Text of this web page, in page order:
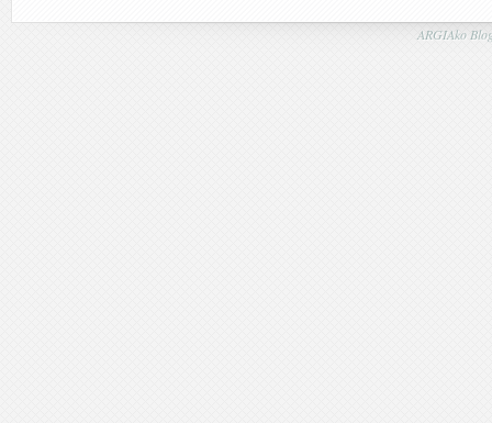
ARGIAko